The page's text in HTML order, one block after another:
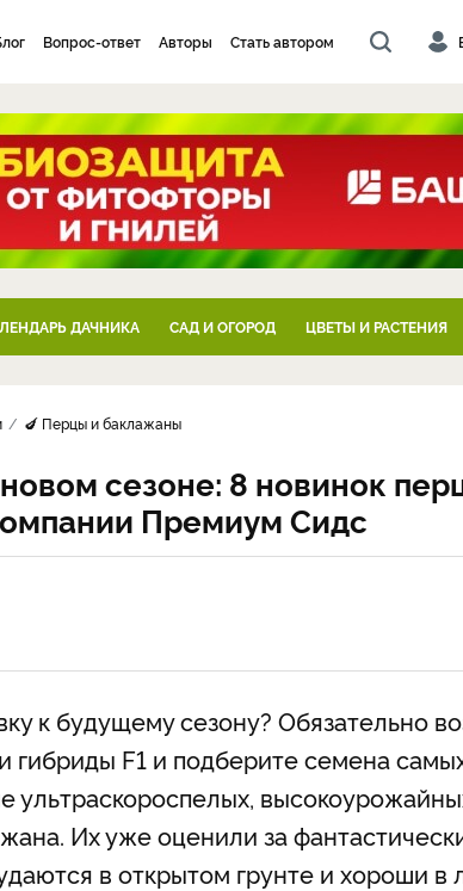
Вопрос-ответ Авторы Стать автором
ДАЧНИКА САД И ОГОРОД ЦВЕТЫ И РАСТЕНИЯ
🍆 Перцы и баклажаны
сезоне: 8 новинок
Премиум Сидс
к будущему сезону? Обязательно
гибриды F1 и подберите семена
ультраскороспелых,
Их уже оценили за
в открытом грунте и хороши